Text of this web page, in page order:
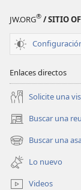
JW.ORG® / SITIO
Enlaces directos
Solicite una
Buscar una
(abre
una
nueva
ventana)
Buscar una
(abre
una
nueva
ventana)
Lo nuevo
Videos